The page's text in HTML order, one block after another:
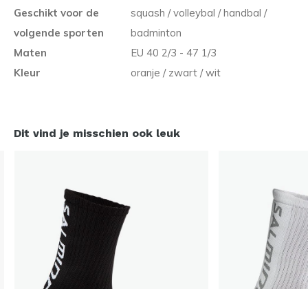
Geschikt voor de
volgende sporten
squash / volleybal / handbal /
badminton
Maten
EU 40 2/3 - 47 1/3
Kleur
oranje / zwart / wit
Dit vind je misschien ook leuk